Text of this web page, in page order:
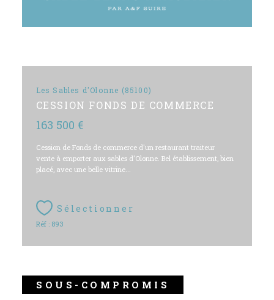
Les Sables d'Olonne (85100)
CESSION FONDS DE COMMERCE
163 500 €
Cession de Fonds de commerce d'un restaurant traiteur
vente à emporter aux sables d'Olonne. Bel établissement, bien
placé, avec une belle vitrine...
Sélectionner
Réf : 893
SOUS-COMPROMIS